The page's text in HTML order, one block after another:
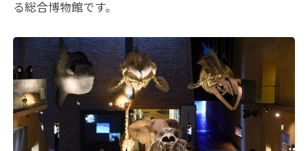
る総合博物館です。